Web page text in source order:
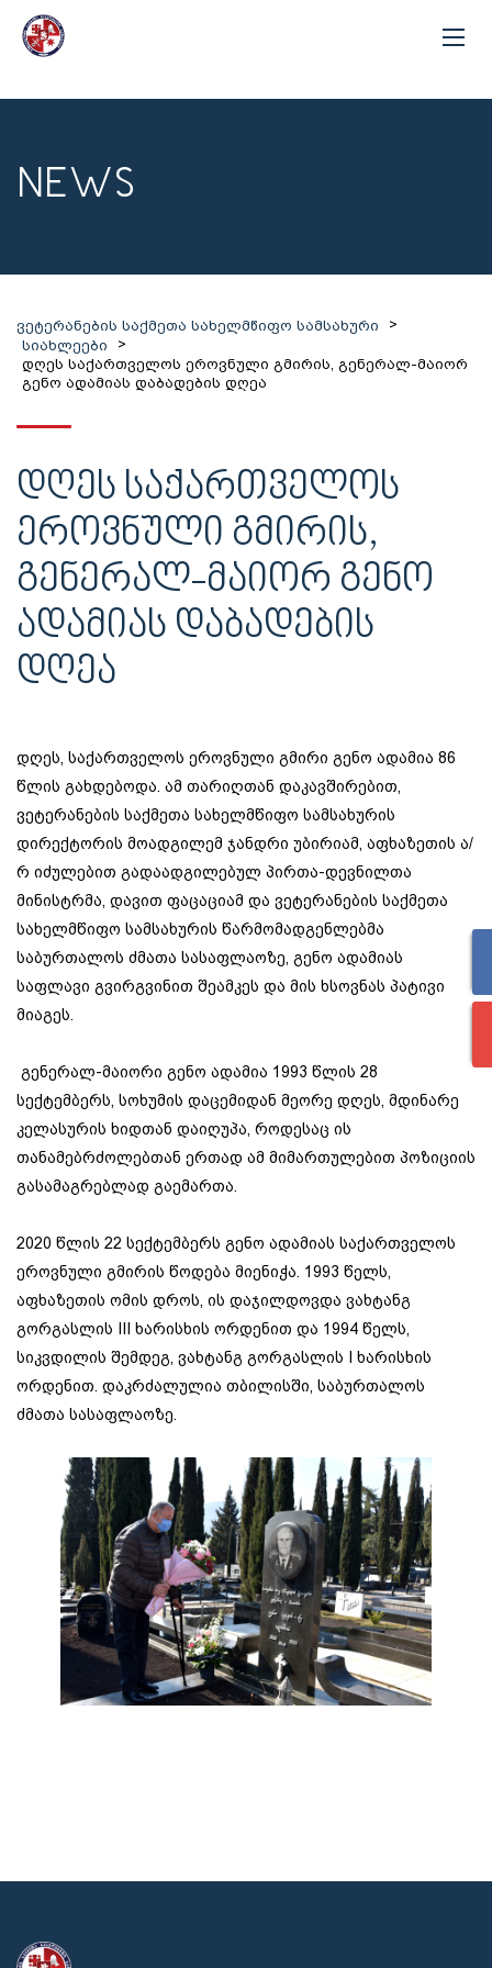
NEWS
ვეტერანების საქმეთა სახელმწიფო სამსახური
>
სიახლეები
>
დღეს საქართველოს ეროვნული გმირის, გენერალ-მაიორ
გენო ადამიას დაბადების დღეა
ᲓᲦᲔᲡ ᲡᲐᲥᲐᲠᲗᲕᲔᲚᲝᲡ
ᲔᲠᲝᲕᲜᲣᲚᲘ ᲒᲛᲘᲠᲘᲡ,
ᲒᲔᲜᲔᲠᲐᲚ-ᲛᲐᲘᲝᲠ ᲒᲔᲜᲝ
ᲐᲓᲐᲛᲘᲐᲡ ᲓᲐᲑᲐᲓᲔᲑᲘᲡ
ᲓᲦᲔᲐ
დღეს, საქართველოს ეროვნული გმირი გენო ადამია 86
წლის გახდებოდა. ამ თარიღთან დაკავშირებით,
ვეტერანების საქმეთა სახელმწიფო სამსახურის
დირექტორის მოადგილემ ჯანდრი უბირიამ, აფხაზეთის ა/
რ იძულებით გადაადგილებულ პირთა-დევნილთა
მინისტრმა, დავით ფაცაციამ და ვეტერანების საქმეთა
სახელმწიფო სამსახურის წარმომადგენლებმა
საბურთალოს ძმათა სასაფლაოზე, გენო ადამიას
საფლავი გვირგვინით შეამკეს და მის ხსოვნას პატივი
მიაგეს.
გენერალ-მაიორი გენო ადამია 1993 წლის 28
სექტემბერს, სოხუმის დაცემიდან მეორე დღეს, მდინარე
კელასურის ხიდთან დაიღუპა, როდესაც ის
თანამებრძოლებთან ერთად ამ მიმართულებით პოზიციის
გასამაგრებლად გაემართა.
2020 წლის 22 სექტემბერს გენო ადამიას საქართველოს
ეროვნული გმირის წოდება მიენიჭა. 1993 წელს,
აფხაზეთის ომის დროს, ის დაჯილდოვდა ვახტანგ
გორგასლის III ხარისხის ორდენით და 1994 წელს,
სიკვდილის შემდეგ, ვახტანგ გორგასლის I ხარისხის
ორდენით. დაკრძალულია თბილისში, საბურთალოს
ძმათა სასაფლაოზე.